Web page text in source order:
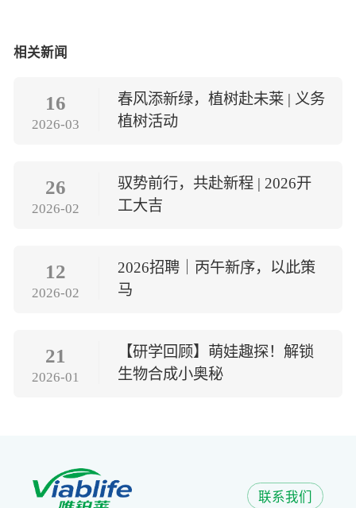
相关新闻
16
2026-03
春风添新绿，植树赴未莱 | 义务
植树活动
26
2026-02
驭势前行，共赴新程 | 2026开
工大吉
12
2026-02
2026招聘｜丙午新序，以此策
马
21
2026-01
【研学回顾】萌娃趣探！解锁
生物合成小奥秘
联系我们